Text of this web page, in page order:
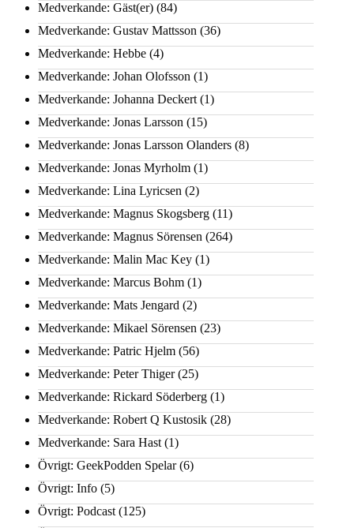
Medverkande: Gäst(er) (84)
Medverkande: Gustav Mattsson (36)
Medverkande: Hebbe (4)
Medverkande: Johan Olofsson (1)
Medverkande: Johanna Deckert (1)
Medverkande: Jonas Larsson (15)
Medverkande: Jonas Larsson Olanders (8)
Medverkande: Jonas Myrholm (1)
Medverkande: Lina Lyricsen (2)
Medverkande: Magnus Skogsberg (11)
Medverkande: Magnus Sörensen (264)
Medverkande: Malin Mac Key (1)
Medverkande: Marcus Bohm (1)
Medverkande: Mats Jengard (2)
Medverkande: Mikael Sörensen (23)
Medverkande: Patric Hjelm (56)
Medverkande: Peter Thiger(25)
Medverkande: Rickard Söderberg (1)
Medverkande: Robert Q Kustosik (28)
Medverkande: Sara Hast (1)
Övrigt: GeekPodden Spelar(6)
Övrigt: Info (5)
Övrigt: Podcast (125)